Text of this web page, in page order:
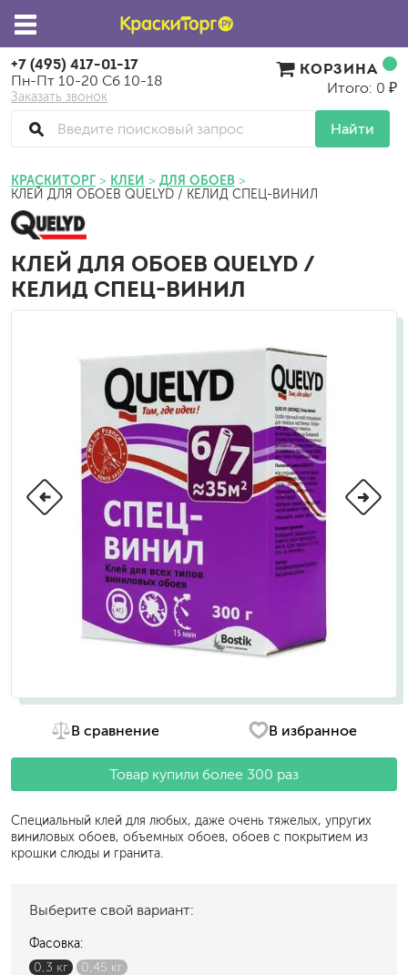
+7 (495) 417-01-17
Пн-Пт 10-20 Сб 10-18
Заказать звонок
Найти
КОРЗИНА
Итого: 0 ₽
КРАСКИТОРГ КЛЕИ ДЛЯ ОБОЕВ
КЛЕЙ ДЛЯ ОБОЕВ QUELYD / КЕЛИД СПЕЦ-ВИНИЛ
КЛЕЙ ДЛЯ ОБОЕВ QUELYD /
КЕЛИД СПЕЦ-ВИНИЛ
В сравнение В избранное
Товар купили более 300 раз
Специальный клей для любых, даже очень тяжелых, упругих
виниловых обоев, объемных обоев, обоев с покрытием из
крошки слюды и гранита.
Выберите свой вариант:
Фасовка:
0,3 кг
0,45 кг